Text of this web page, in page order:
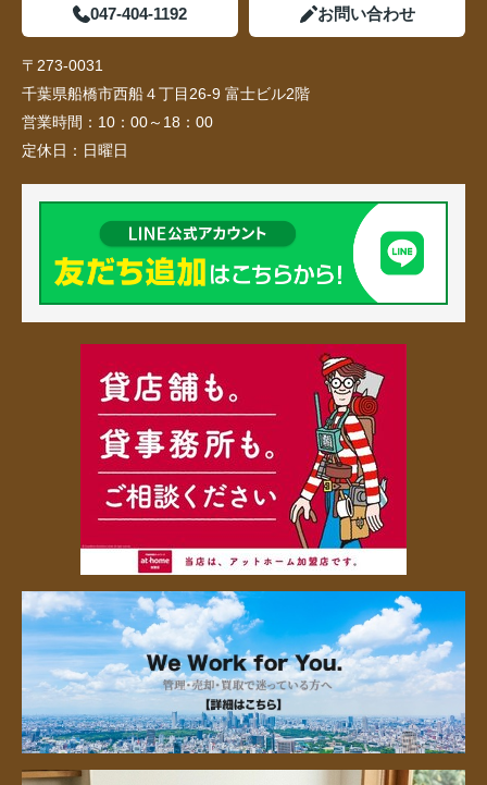
047-404-1192 お問い合わせ
〒273-0031
千葉県船橋市西船４丁目26-9 富士ビル2階
営業時間： 10：00～18：00
定休日： 日曜日